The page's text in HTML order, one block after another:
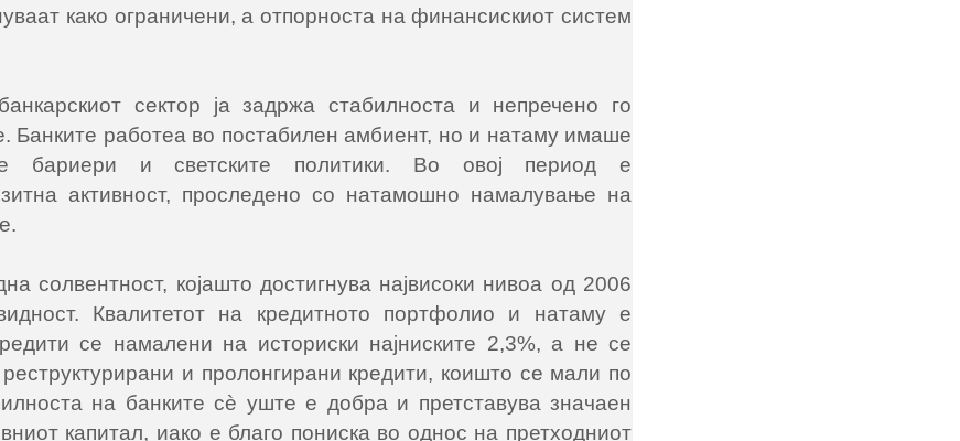
како ограничени, а отпорноста на финансискиот систем
сектор ја задржа стабилноста и непречено го
работеа во постабилен амбиент, но и натаму имаше
бариери и светските политики. Во овој период е
активност, проследено со натамошно намалување на
солвентност, којашто достигнува највисоки нивоа од 2006
Квалитетот на кредитното портфолио и натаму е
се намалени на историски најниските 2,3%, а не се
и пролонгирани кредити, коишто се мали по
на банките сѐ уште е добра и претставува значаен
капитал, иако е благо пониска во однос на претходниот